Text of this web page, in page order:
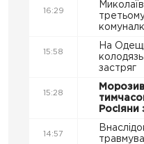
16:29
15:58
На
застряг
15:28
14:57